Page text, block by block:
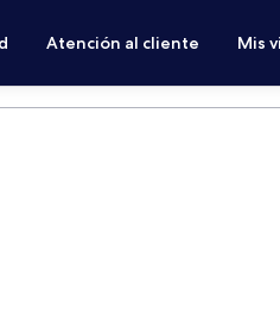
Atención al cliente Mis